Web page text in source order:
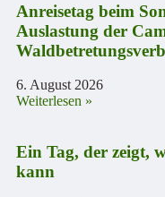
Anreisetag beim
Auslastung der
6. August 2026
Weiterlesen »
Ein Tag, der zeigt,
kann